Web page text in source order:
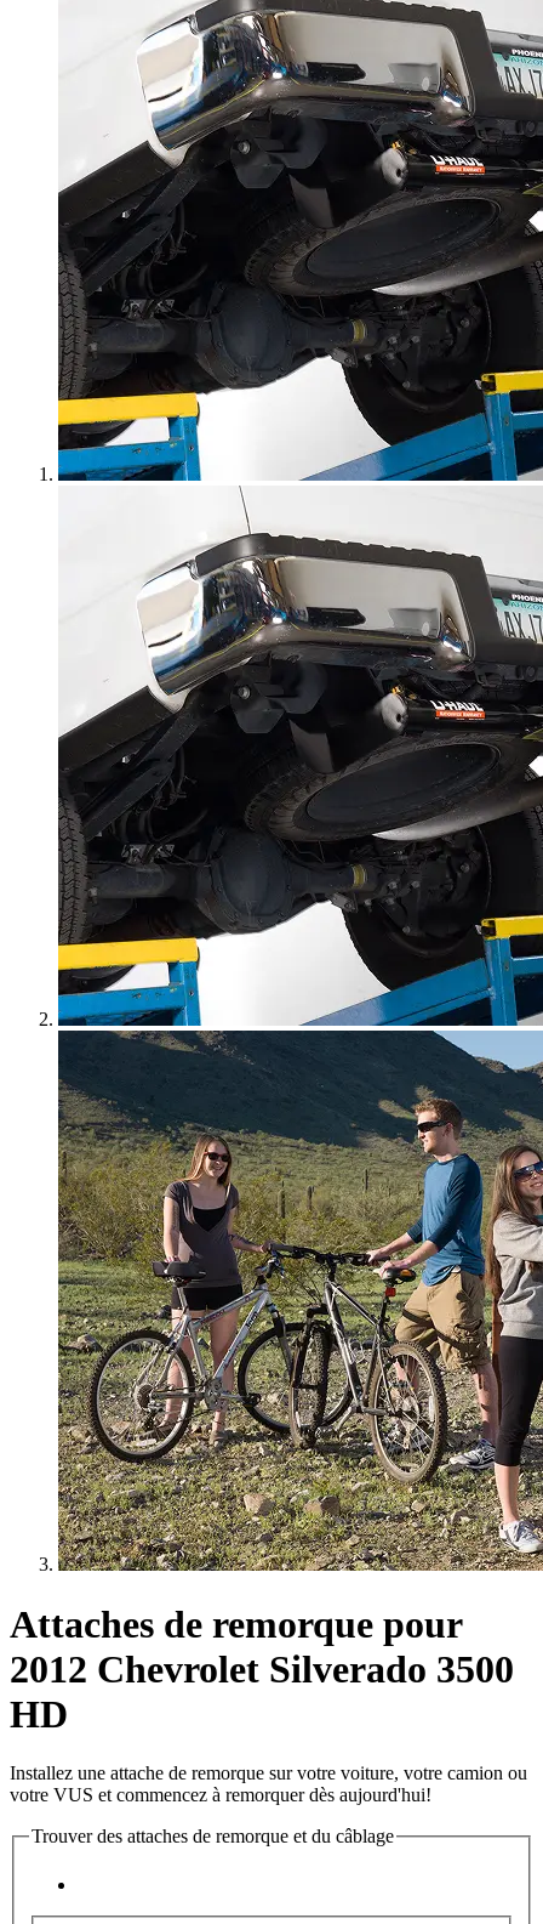
Attaches de remorque pour
2012 Chevrolet Silverado 3500
HD
Installez une attache de remorque sur votre voiture, votre camion ou
votre VUS et commencez à remorquer dès aujourd'hui!
Trouver des attaches de remorque et du câblage